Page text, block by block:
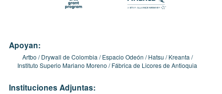
Apoyan:
Artbo Drywall de Colombia Espacio Odeón Hatsu
Kreanta
Instituto Superio Mariano Moreno
Fábrica de Licores de Antioquia
Instituciones Adjuntas: